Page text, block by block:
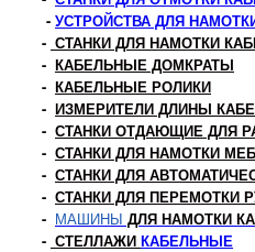
УПК-14ПРГК с РКУ
СТАНОК ДЛЯ ПЕРЕМОТКИ
322 300 р
Универсальный станок для
Грузоподъемность 1 т.
Подробнее
- УСТРОЙСТВА ДЛЯ
- СТАНКИ ДЛЯ НАМОТКИ
- КАБЕЛЬНЫЕ ДОМКРАТЫ
- КАБЕЛЬНЫЕ РОЛИКИ
- ИЗМЕРИТЕЛИ ДЛИНЫ
- СТАНКИ ОТДАЮЩИЕ ДЛЯ
- СТАНКИ ДЛЯ НАМОТКИ
- СТАНКИ ДЛЯ
- СТАНКИ ДЛЯ ПЕРЕМОТКИ
- МАШИНЫ ДЛЯ НАМОТКИ
- СТЕЛЛАЖИ КАБЕЛЬНЫЕ